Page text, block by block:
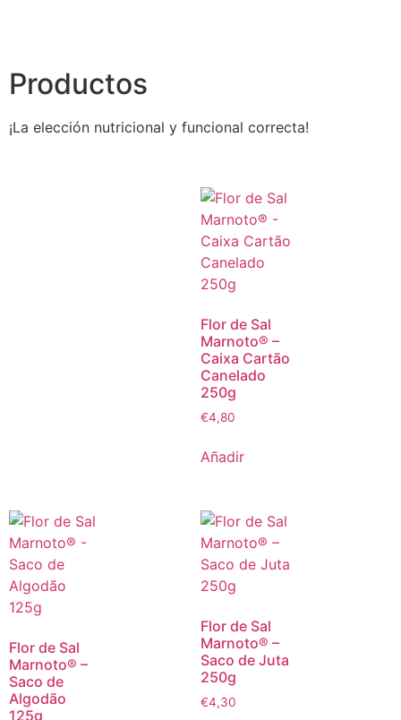
Productos
¡La elección nutricional y funcional correcta!
Flor de Sal
Marnoto® –
Caixa Cartão
Canelado
250g
€4,80
Añadir
Flor de Sal
Marnoto® –
Saco de
Algodão
125g
Flor de Sal
Marnoto® –
Saco de Juta
250g
€4,30